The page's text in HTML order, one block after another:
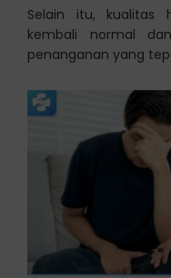
Selain itu, kualitas
kembali normal
penanganan yang